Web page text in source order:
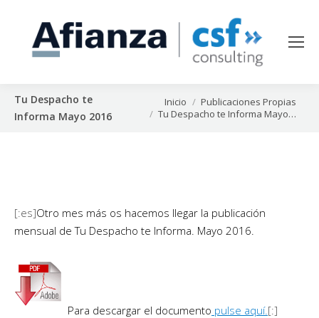
Tu Despacho te
Informa Mayo 2016
Estás aquí:Inicio
Publicaciones Propias
Tu Despacho te Informa Mayo…
[:es]Otro mes más os hacemos llegar la publicación
mensual de Tu Despacho te Informa. Mayo 2016.
Para descargar el documento pulse aquí. [:]